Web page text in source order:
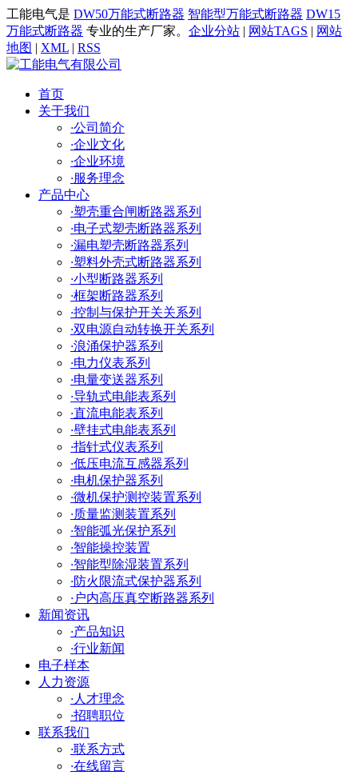
工能电气是 DW50万能式断路器 智能型万能式断路器 DW15
万能式断路器 专业的生产厂家。 企业分站 | 网站TAGS | 网站
地图 | XML | RSS
首页
关于我们
·公司简介
·企业文化
·企业环境
·服务理念
产品中心
·塑壳重合闸断路器系列
·电子式塑壳断路器系列
·漏电塑壳断路器系列
·塑料外壳式断路器系列
·小型断路器系列
·框架断路器系列
·控制与保护开关关系列
·双电源自动转换开关系列
·浪涌保护器系列
·电力仪表系列
·电量变送器系列
·导轨式电能表系列
·直流电能表系列
·壁挂式电能表系列
·指针式仪表系列
·低压电流互感器系列
·电机保护器系列
·微机保护测控装置系列
·质量监测装置系列
·智能弧光保护系列
·智能操控装置
·智能型除湿装置系列
·防火限流式保护器系列
· 户内高压真空断路器系列
新闻资讯
·产品知识
·行业新闻
电子样本
人力资源
· 人才理念
·招聘职位
联系我们
·联系方式
·在线留言